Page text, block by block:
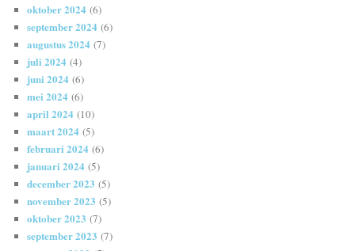
oktober 2024 (6)
september 2024 (6)
augustus 2024 (7)
juli 2024 (4)
juni 2024 (6)
mei 2024 (6)
april 2024 (10)
maart 2024 (5)
februari 2024 (6)
januari 2024 (5)
december 2023 (5)
november 2023 (5)
oktober 2023 (7)
september 2023 (7)